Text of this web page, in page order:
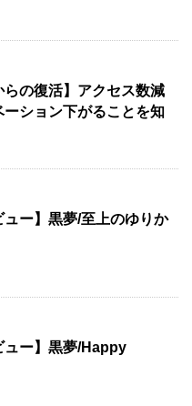
らの復活】アクセス数減
ーション下がることを知
ュー】黒夢/至上のゆりか
ュー】黒夢/Happy